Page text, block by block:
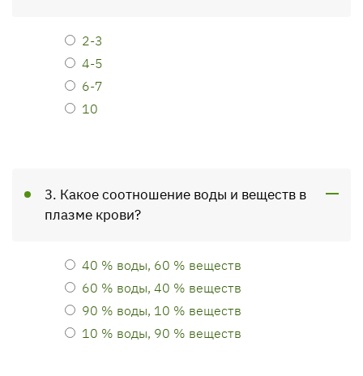
2-3
4-5
6-7
10
3. Какое соотношение воды и веществ в
плазме крови?
40 % воды, 60 % веществ
60 % воды, 40 % веществ
90 % воды, 10 % веществ
10 % воды, 90 % веществ